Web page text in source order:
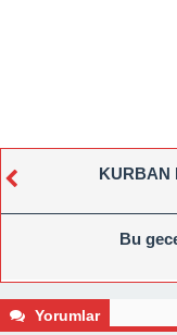
KURBAN
Bu
Yorumlar